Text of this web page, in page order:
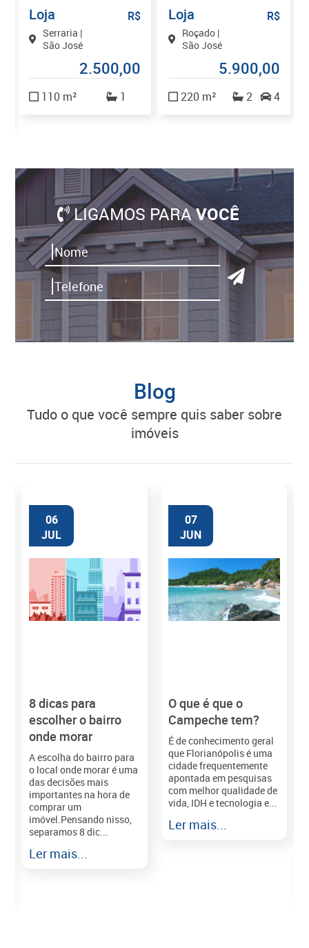
Loja
Serraria |
São José
R$
2.500,00
110 m² 1
Loja
Roçado |
São José
R$
5.900,00
220 m² 2 4
LIGAMOS PARAVOCÊ
Blog
tudo o que você sempre quis saber sobre
imóveis
06
JUL
8 dicas para
escolher o bairro
onde morar
A escolha do bairro para
o local onde morar é uma
das decisões mais
importantes na hora de
comprar um
imóvel.Pensando nisso,
separamos 8 dic...
Ler mais...
07
JUN
O que é que o
Campeche tem?
É de conhecimento geral
que Florianópolis é uma
cidade frequentemente
apontada em pesquisas
com melhor qualidade de
vida, IDH e tecnologia e...
Ler mais...